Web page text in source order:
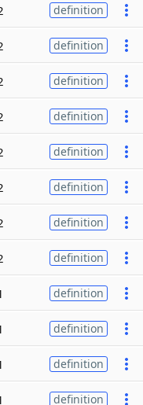
definition
definition
definition
definition
definition
definition
definition
definition
definition
definition
definition
definition